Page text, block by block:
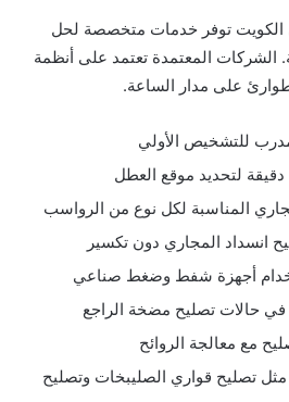
توفر خدمات متخصصة لحل
المعتمدة تعتمد على أنظمة
على مدار الساعة.
للتشخيص الأولي
لتحديد موقع العطل
المناسبة لكل نوع من الرواسب
انسداد المجاري دون تكسير
أجهزة شفط وضغط صناعي
في حالات تصليح مضخة الراجع
مع معالجة الروائح
تصليح قواري الصليبخات وتصليح